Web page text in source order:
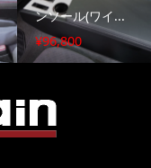
ンソール(ワイ...
¥96,800